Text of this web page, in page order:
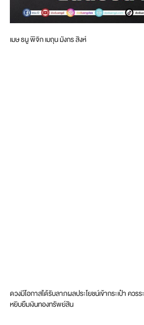
เมษ ธนู พิจิก เมถุน มังกร สิงห์
ดวงมีโอกาสได้รับลาภผลประโยชน์เข้ากระเป๋า ควร
หยิบยืมเงินทองทรัพย์สิน